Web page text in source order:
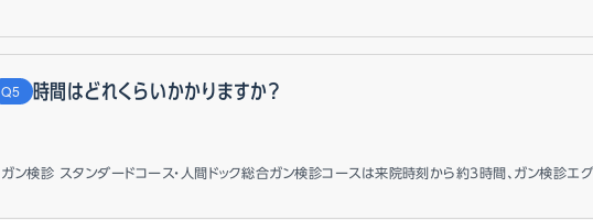
Q 時間はどれくらいかかりますか？
ガン検診 スタンダードコース・人間ドック総合ガン検診コースは来院時刻から約3時間、ガン検診エ